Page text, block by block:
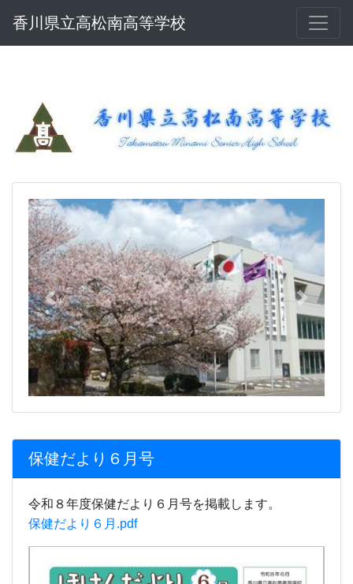
香川県立高松南高等学校
Previous Next
保健だより６月号
令和８年度保健だより６月号を掲載します。
保健だより６月.pdf